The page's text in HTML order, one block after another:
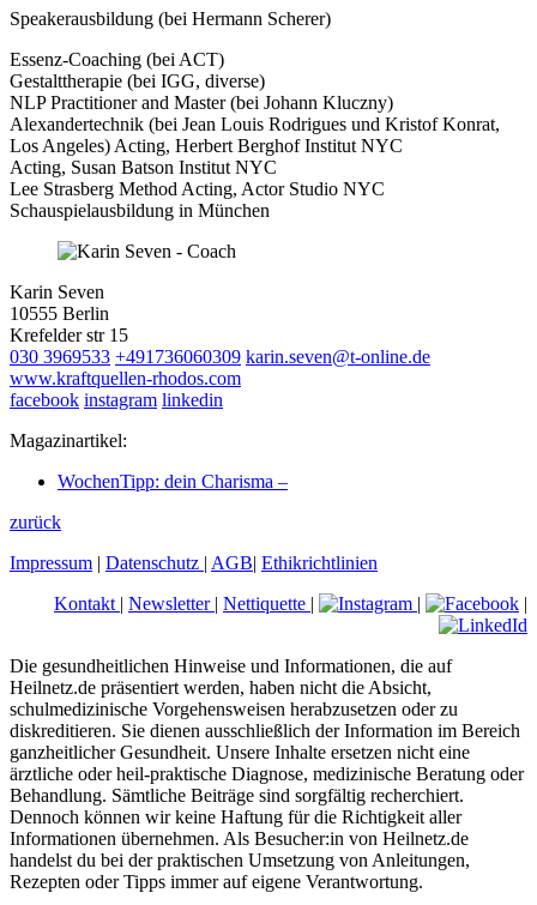
Speakerausbildung (bei Hermann Scherer)
Essenz-Coaching (bei ACT)
Gestalttherapie (bei IGG, diverse)
NLP Practitioner and Master (bei Johann Kluczny)
Alexandertechnik (bei Jean Louis Rodrigues und Kristof Konrat,
Los Angeles) Acting, Herbert Berghof Institut NYC
Acting, Susan Batson Institut NYC
Lee Strasberg Method Acting, Actor Studio NYC
Schauspielausbildung in München
Karin Seven
10555 Berlin
Krefelder str 15
030 3969533 +491736060309 karin.seven@t-online.de
www.kraftquellen-rhodos.com
facebook instagram linkedin
Magazinartikel:
WochenTipp: dein Charisma –
zurück
Impressum | Datenschutz | AGB| Ethikrichtlinien
Kontakt | Newsletter | Nettiquette | | |
Die gesundheitlichen Hinweise und Informationen, die auf
Heilnetz.de präsentiert werden, haben nicht die Absicht,
schulmedizinische Vorgehensweisen herabzusetzen oder zu
diskreditieren. Sie dienen ausschließlich der Information im Bereich
ganzheitlicher Gesundheit. Unsere Inhalte ersetzen nicht eine
ärztliche oder heil-praktische Diagnose, medizinische Beratung oder
Behandlung. Sämtliche Beiträge sind sorgfältig recherchiert.
Dennoch können wir keine Haftung für die Richtigkeit aller
Informationen übernehmen. Als Besucher:in von Heilnetz.de
handelst du bei der praktischen Umsetzung von Anleitungen,
Rezepten oder Tipps immer auf eigene Verantwortung.